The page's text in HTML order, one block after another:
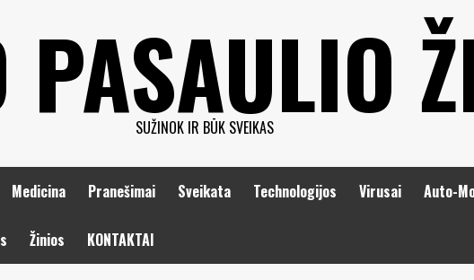
PASAULIO
SUŽINOK IR BŪK SVEIKAS
Medicina Pranešimai Sveikata Technologijos Virusai Auto-
Žinios KONTAKTAI